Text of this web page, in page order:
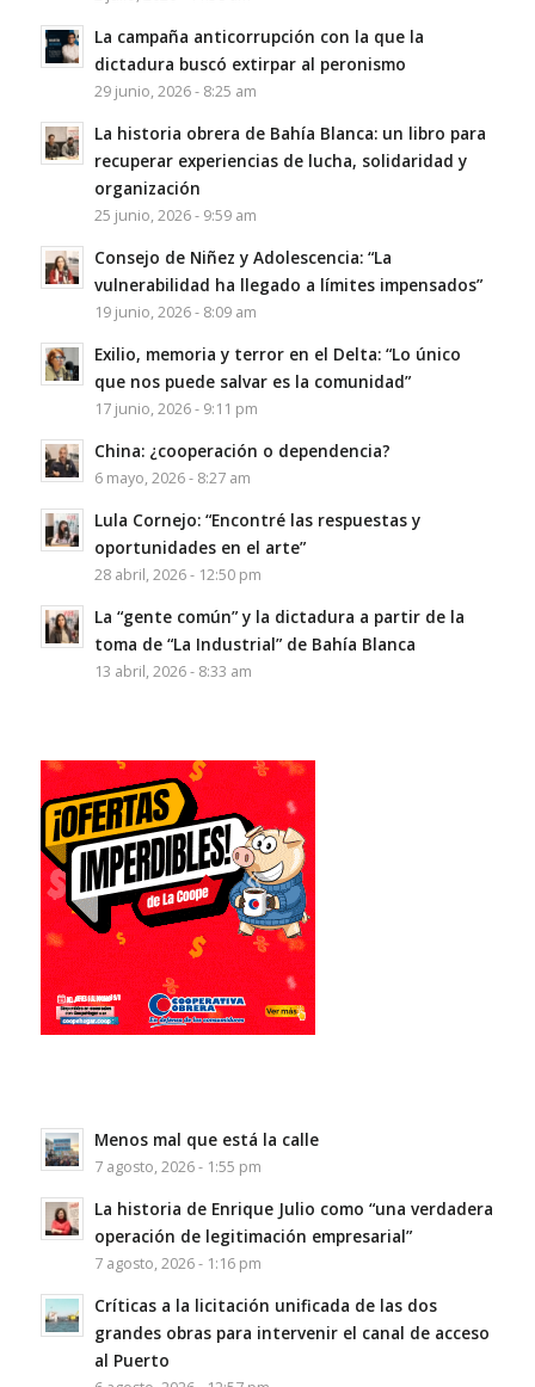
La campaña anticorrupción con la que la
dictadura buscó extirpar al peronismo
29 junio, 2026 - 8:25 am
La historia obrera de Bahía Blanca: un libro para
recuperar experiencias de lucha, solidaridad y
organización
25 junio, 2026 - 9:59 am
Consejo de Niñez y Adolescencia: “La
vulnerabilidad ha llegado a límites impensados”
19 junio, 2026 - 8:09 am
Exilio, memoria y terror en el Delta: “Lo único
que nos puede salvar es la comunidad”
17 junio, 2026 - 9:11 pm
China: ¿cooperación o dependencia?
6 mayo, 2026 - 8:27 am
Lula Cornejo: “Encontré las respuestas y
oportunidades en el arte”
28 abril, 2026 - 12:50 pm
La “gente común” y la dictadura a partir de la
toma de “La Industrial” de Bahía Blanca
13 abril, 2026 - 8:33 am
Menos mal que está la calle
7 agosto, 2026 - 1:55 pm
La historia de Enrique Julio como “una verdadera
operación de legitimación empresarial”
7 agosto, 2026 - 1:16 pm
Críticas a la licitación unificada de las dos
grandes obras para intervenir el canal de acceso
al Puerto